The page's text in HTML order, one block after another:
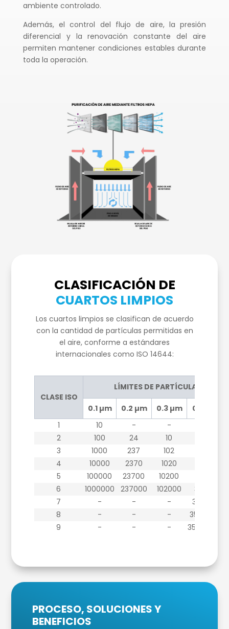
ambiente controlado.
Además, el control del flujo de aire, la presión
diferencial y la renovación constante del aire
permiten mantener condiciones estables durante
toda la operación.
CLASIFICACIÓN DE
CUARTOS LIMPIOS
Los cuartos limpios se clasifican de acuerdo
con la cantidad de partículas permitidas en
el aire, conforme a estándares
internacionales como ISO 14644:
CLASE ISO
LÍMITES DE PARTÍCULAS POR
0.1 µm 0.2 µm 0.3 µm
0.5 µm
1
10 - -
2
100 24 10
3
1000 237 102
4
10000 2370 1020
5
100000 23700 10200
6
1000000 237000 102000
35200
7
- - - 352000
8
- - - 3520000
9
- - - 35200000
PROCESO, SOLUCIONES Y
BENEFICIOS